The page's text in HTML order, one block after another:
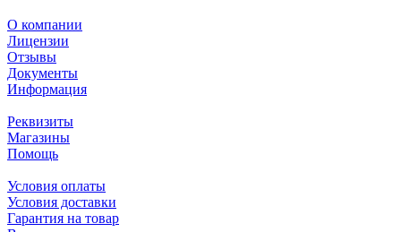
О компании
Лицензии
Отзывы
Документы
Информация
Реквизиты
Магазины
Помощь
Условия оплаты
Условия доставки
Гарантия на товар